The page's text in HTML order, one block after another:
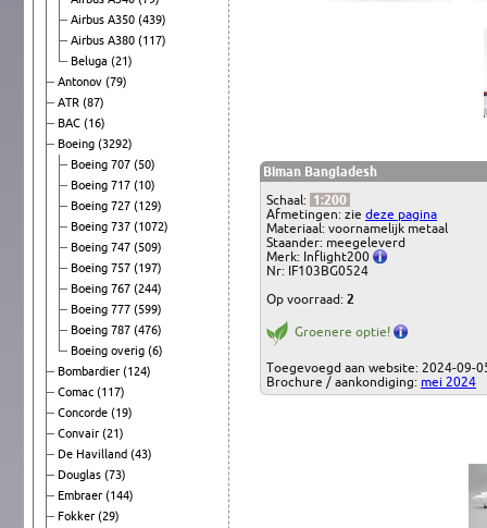
Airbus A350 (439)
Airbus A380 (117)
Beluga (21)
Antonov (79)
ATR (87)
BAC (16)
Boeing (3292)
Boeing 707 (50)
Boeing 717 (10)
Boeing 727 (129)
Boeing 737 (1072)
Boeing 747 (509)
Boeing 757 (197)
Boeing 767 (244)
Boeing 777 (599)
Boeing 787 (476)
Boeing overig (6)
Bombardier (124)
Comac (117)
Concorde (19)
Convair (21)
De Havilland (43)
Douglas (73)
Embraer (144)
Fokker (29)
Biman Bangladesh
Schaal: 1:200
Afmetingen: zie deze pagina
Materiaal: voornamelijk metaal
Staander: meegeleverd
Merk: Inflight200
Nr: IF103BG0524
Op voorraad: 2
Groenere optie!
Toegevoegd aan website: 2024-09-
Brochure / aankondiging: mei 2024